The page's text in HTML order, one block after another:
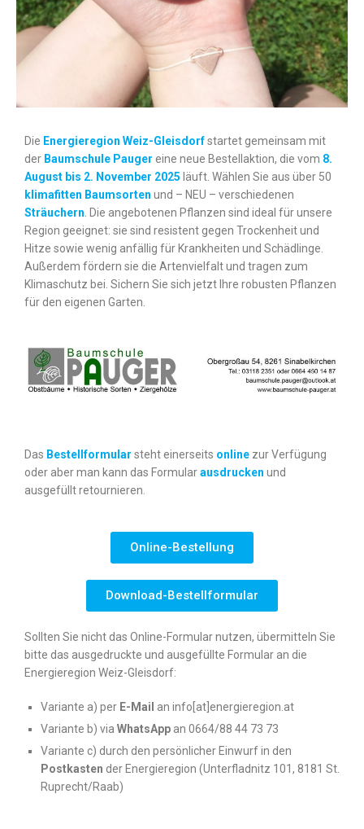
Die Energieregion Weiz-Gleisdorfstartet gemeinsam mit
der Baumschule Pauger eine neue Bestellaktion, die vom 8.
August bis 2. November 2025 läuft. Wählen Sie aus über 50
klimafitten Baumsorten und – NEU – verschiedenen
Sträuchern. Die angebotenen Pflanzen sind ideal für unsere
Region geeignet: sie sind resistent gegen Trockenheit und
Hitze sowie wenig anfällig für Krankheiten und Schädlinge.
Außerdem fördern sie die Artenvielfalt und tragen zum
Klimaschutz bei. Sichern Sie sich jetzt Ihre robusten Pflanzen
für den eigenen Garten.
Das Bestellformular steht einerseits online zur Verfügung
oder aber man kann das Formularausdrucken und
ausgefüllt retournieren.
Online-Bestellung
Download-Bestellformular
Sollten Sie nicht das Online-Formular nutzen, übermitteln Sie
bitte das ausgedruckte und ausgefüllte Formular an die
Energieregion Weiz-Gleisdorf:
Variante a) per E-Mail an info[at]energieregion.at
Variante b) via WhatsApp an 0664/88 44 73 73
Variante c) durch den persönlicher Einwurf in den
Postkasten der Energieregion (Unterfladnitz 101, 8181 St.
Ruprecht/Raab)